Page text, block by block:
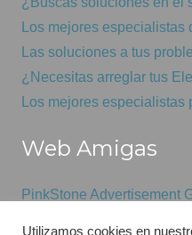
Los mejores especialistas
Las soluciones a tus
¿Necesitas arreglar tus
Los mejores especialistas
Web Amigas
PinkStone Advertisement
Utilizamos cookies en